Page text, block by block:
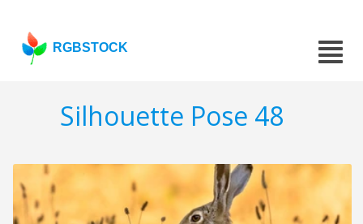
RGBSTOCK
Silhouette Pose 48